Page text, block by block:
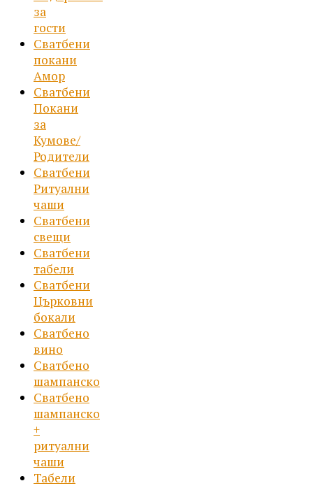
за
гости
Сватбени
покани
Амор
Сватбени
Покани
за
Кумове/
Родители
Сватбени
Ритуални
чаши
Сватбени
свещи
Сватбени
табели
Сватбени
Църковни
бокали
Сватбено
вино
Сватбено
шампанско
Сватбено
шампанско
+
ритуални
чаши
Табели